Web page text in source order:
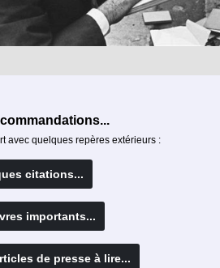
avec quelques repères extérieurs :
citations...
importants...
de presse à lire...